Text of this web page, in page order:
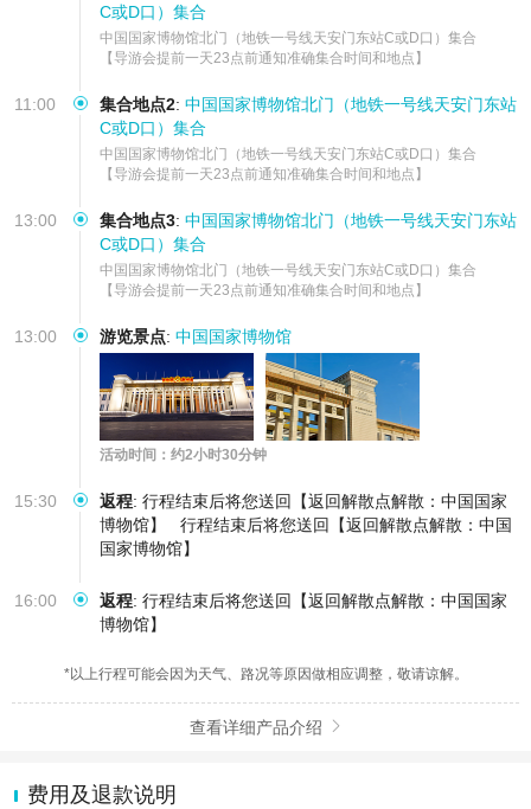
C或D口）集合
中国国家博物馆北门（地铁一号线天安门东站C或D口）集合
【导游会提前一天23点前通知准确集合时间和地点】
11:00 集合地点2: 中国国家博物馆北门（地铁一号线天安门东站
C或D口）集合
中国国家博物馆北门（地铁一号线天安门东站C或D口）集合
【导游会提前一天23点前通知准确集合时间和地点】
13:00 集合地点3: 中国国家博物馆北门（地铁一号线天安门东站
C或D口）集合
中国国家博物馆北门（地铁一号线天安门东站C或D口）集合
【导游会提前一天23点前通知准确集合时间和地点】
13:00 游览景点: 中国国家博物馆
活动时间：约2小时30分钟
15:30 返程: 行程结束后将您送回【返回解散点解散：中国国家
博物馆】
行程结束后将您送回【返回解散点解散：中国
国家博物馆】
16:00 返程: 行程结束后将您送回【返回解散点解散：中国国家
博物馆】
*以上行程可能会因为天气、路况等原因做相应调整，敬请谅解。
查看详细产品介绍 
费用及退款说明